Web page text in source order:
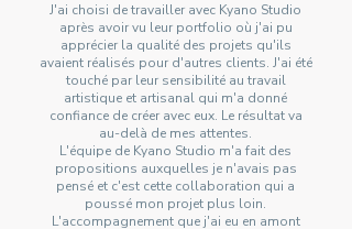
J'ai choisi de travailler avec Kyano Studio
après avoir vu leur portfolio où j'ai pu
apprécier la qualité des projets qu'ils
avaient réalisés pour d'autres clients. J'ai été
touché par leur sensibilité au travail
artistique et artisanal qui m'a donné
confiance de créer avec eux. Le résultat va
au-delà de mes attentes.
L'équipe de Kyano Studio m'a fait des
propositions auxquelles je n'avais pas
pensé et c'est cette collaboration qui a
poussé mon projet plus loin.
L'accompagnement que j'ai eu en amont